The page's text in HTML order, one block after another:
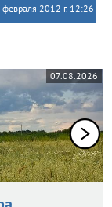
февраля 2012 г. 12:26
07.08.2026